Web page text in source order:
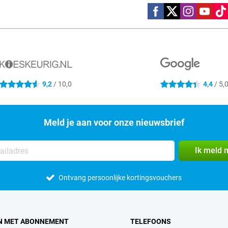
Social media
sterren 9,2/ 10,0 4.4 sterren 4,4 /
Meld je aan voor onze nieuwsbrief
Ik meld
Ontvang persoonlijke kortingsvouchers
MET ABONNEMENT TELEFOONS